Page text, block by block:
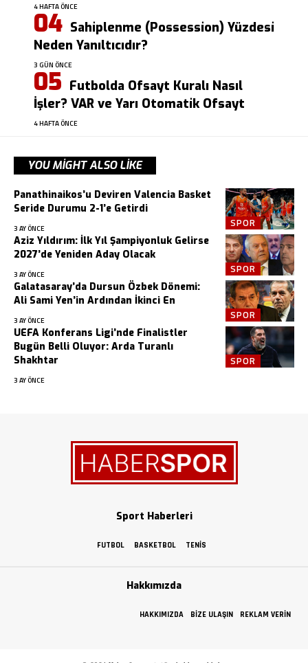
4 HAFTA ÖNCE
Sahiplenme (Possession) Yüzdesi
Neden Yanıltıcıdır?
3 GÜN ÖNCE
Futbolda Ofsayt Kuralı Nasıl
İşler? VAR ve Yarı Otomatik Ofsayt
4 HAFTA ÖNCE
YOU MIGHT ALSO LIKE
SPOR
Panathinaikos’u Deviren Valencia Basket
Seride Durumu 2-1’e Getirdi
3 AY ÖNCE
SPOR
Aziz Yıldırım: İlk Yıl Şampiyonluk Gelirse
2027’de Yeniden Aday Olacak
3 AY ÖNCE
SPOR
Galatasaray’da Dursun Özbek Dönemi:
Ali Sami Yen’in Ardından İkinci En
3 AY ÖNCE
SPOR
UEFA Konferans Ligi’nde Finalistler
Bugün Belli Oluyor: Arda Turanlı
Shakhtar
3 AY ÖNCE
Sport Haberleri
FUTBOL BASKETBOL TENIS
Hakkımızda
HAKKIMIZDA BIZE ULAŞIN REKLAM VERIN